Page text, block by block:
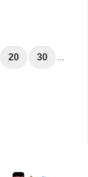
20 30 ...